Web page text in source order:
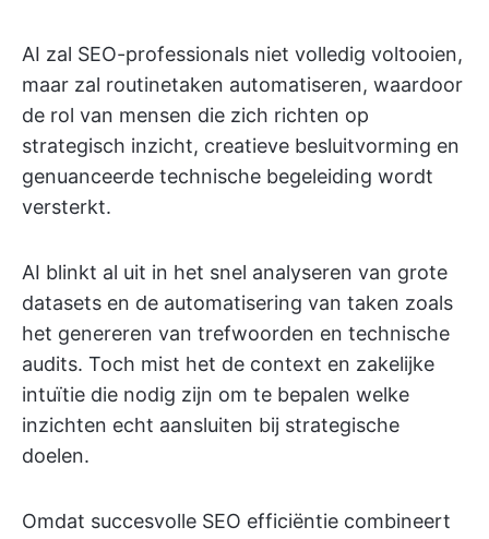
AI zal SEO-professionals niet volledig voltooien,
maar zal routinetaken automatiseren, waardoor
de rol van mensen die zich richten op
strategisch inzicht, creatieve besluitvorming en
genuanceerde technische begeleiding wordt
versterkt.
AI blinkt al uit in het snel analyseren van grote
datasets en de automatisering van taken zoals
het genereren van trefwoorden en technische
audits. Toch mist het de context en zakelijke
intuïtie die nodig zijn om te bepalen welke
inzichten echt aansluiten bij strategische
doelen.
Omdat succesvolle SEO efficiëntie combineert